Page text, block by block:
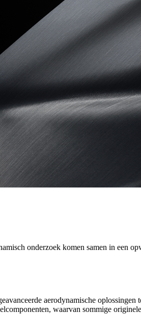
onderzoek komen samen in een
aerodynamische
waarvan sommige